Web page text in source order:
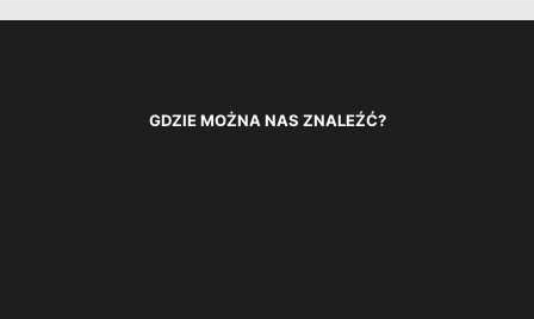
GDZIE MOŻNA NAS ZNALEŹĆ?